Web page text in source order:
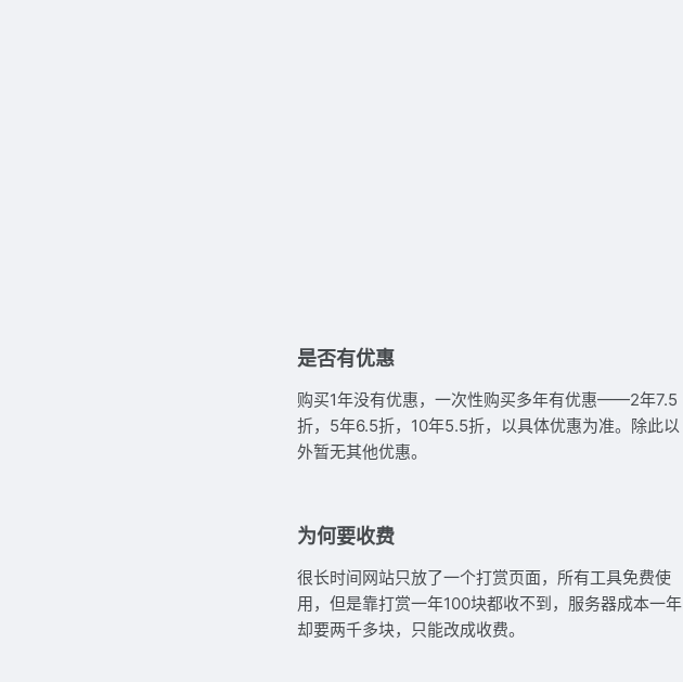
是否有优惠
购买1年没有优惠，一次性购买多年有优惠——2年7.5
折，5年6.5折，10年5.5折，以具体优惠为准。除此以
外暂无其他优惠。
为何要收费
很长时间网站只放了一个打赏页面，所有工具免费使
用，但是靠打赏一年100块都收不到，服务器成本一年
却要两千多块，只能改成收费。